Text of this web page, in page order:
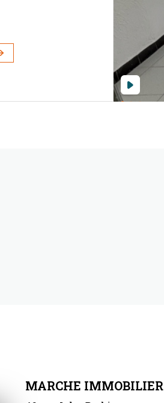
MARCHE IMMOBILIER